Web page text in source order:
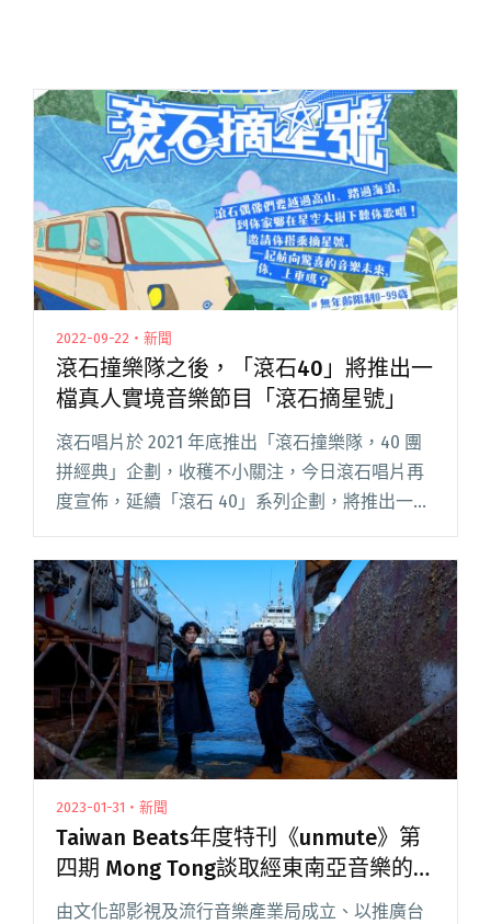
2022-09-22・新聞
滾石撞樂隊之後，「滾石40」將推出一
檔真人實境音樂節目「滾石摘星號」
滾石唱片於 2021 年底推出「滾石撞樂隊，40 團
拼經典」企劃，收穫不小關注，今日滾石唱片再
度宣佈，延續「滾石 40」系列企劃，將推出一檔
家族的巨星偶像們，親自到台灣的各個角落發掘
音樂人才，除呈現閱讀全文 "滾石撞樂隊之後，
「滾石40」將推出一檔真人實境音樂節目「滾石
摘星號」"
2023-01-31・新聞
Taiwan Beats年度特刊《unmute》第
四期 Mong Tong談取經東南亞音樂的新
作《Indies 印》
由文化部影視及流行音樂產業局成立、以推廣台